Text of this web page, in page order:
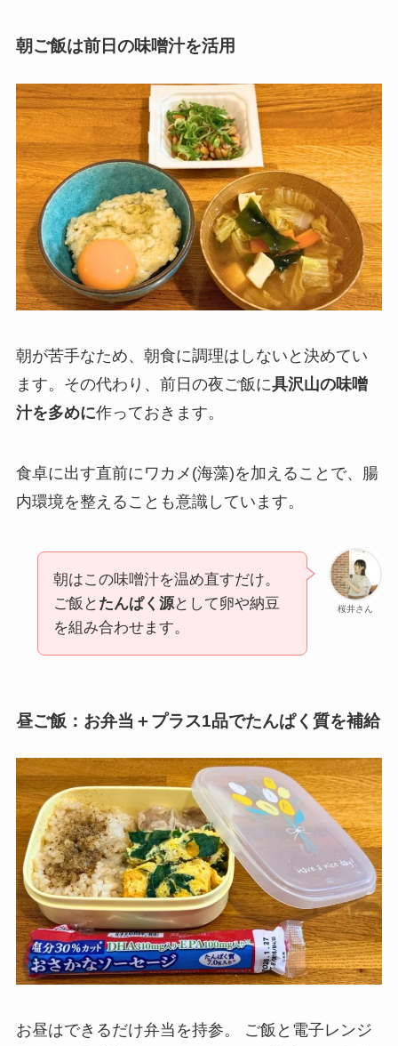
朝ご飯は前日の味噌汁を活用
朝が苦手なため、朝食に調理はしないと決めてい
ます。その代わり、前日の夜ご飯に具沢山の味噌
汁を多めに作っておきます。
食卓に出す直前にワカメ(海藻)を加えることで、腸
内環境を整えることも意識しています。
桜井さん
朝はこの味噌汁を温め直すだけ。
ご飯と たんぱく源として卵や納豆
を組み合わせます。
昼ご飯：お弁当＋プラス1品でたんぱく質を補給
お昼はできるだけ弁当を持参。 ご飯と電子レンジ